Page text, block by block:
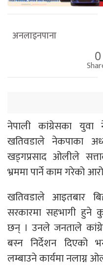
अनलाइनपाना
0
नेपाली कांग्रेसका युवा
खतिवडाले नेकपाका
खड्गप्रसाद ओलीले
भ्रममा पार्ने काम गरेको
खतिवडाले आइतबार
सरकारमा सहभागी हुने
छन् । उनले जनताले
बस्न निर्देशन दिएको
लम्बाउने कार्यमा नलाग्न